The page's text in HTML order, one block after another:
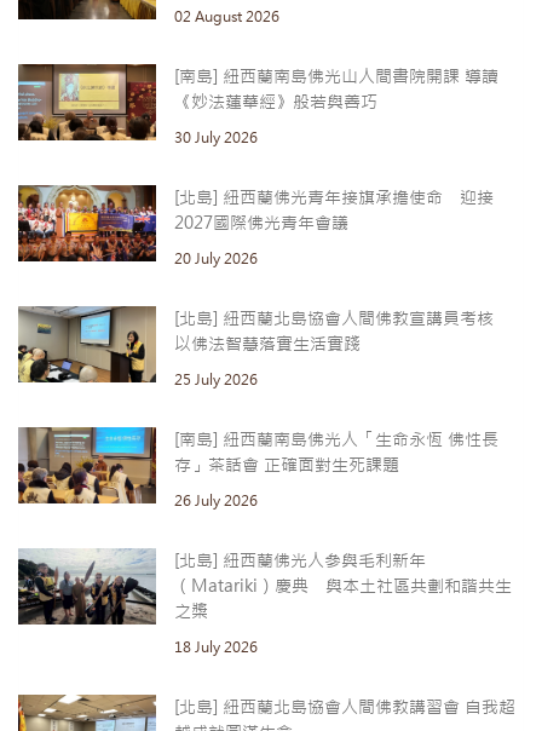
02 August 2026
[南島] 紐西蘭南島佛光山人間書院開課 導讀
《妙法蓮華經》般若與善巧
30 July 2026
[北島] 紐西蘭佛光青年接旗承擔使命 迎接
2027國際佛光青年會議
20 July 2026
[北島] 紐西蘭北島協會人間佛教宣講員考核
以佛法智慧落實生活實踐
25 July 2026
[南島] 紐西蘭南島佛光人「生命永恆 佛性長
存」茶話會 正確面對生死課題
26 July 2026
[北島] 紐西蘭佛光人參與毛利新年
（Matariki）慶典 與本土社區共劃和諧共生
之槳
18 July 2026
[北島] 紐西蘭北島協會人間佛教講習會 自我超